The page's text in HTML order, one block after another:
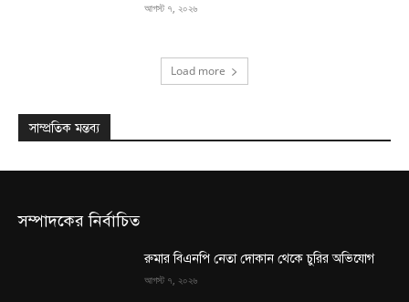
আগস্ট ৭, ২০২৬
Load more
সাম্প্রতিক মন্তব্য
সম্পাদকের নির্বাচিত
রুমার বিএনপি নেতা দোকান থেকে চুরির অভিযোগ
আগস্ট ৭, ২০২৬